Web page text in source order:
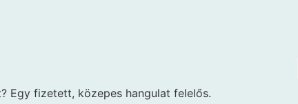
Egy fizetett, közepes hangulat felelős.